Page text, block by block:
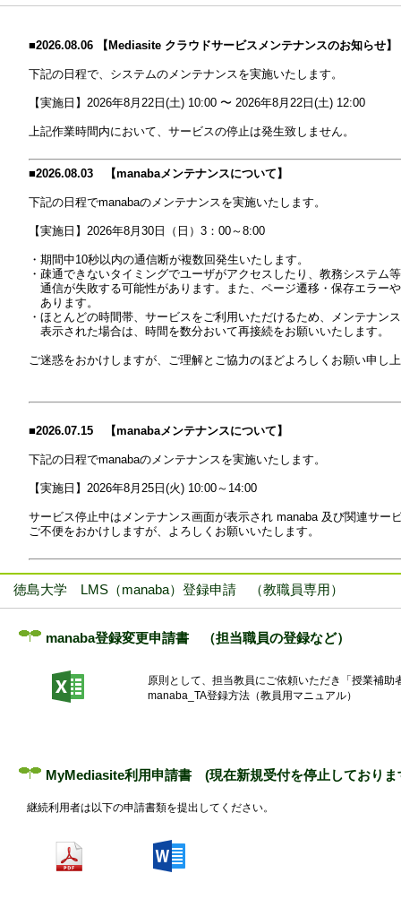
■2026.08.06 【Mediasite クラウドサービスメンテナンスのお知らせ】
下記の日程で、システムのメンテナンスを実施いたします。
【実施日】2026年8月22日(土) 10:00 〜 2026年8月22日(土) 12:00
上記作業時間内において、サービスの停止は発生致しません。
■2026.08.03 【manabaメンテナンスについて】
下記の日程でmanabaのメンテナンスを実施いたします。
【実施日】2026年8月30日（日）3：00～8:00
・期間中10秒以内の通信断が複数回発生いたします。
・疎通できないタイミングでユーザがアクセスしたり、教務システム
通信が失敗する可能性があります。また、ページ遷移・保存エラー
あります。
・ほとんどの時間帯、サービスをご利用いただけるため、メンテナン
表示された場合は、時間を数分おいて再接続をお願いいたします。
ご迷惑をおかけしますが、ご理解とご協力のほどよろしくお願い申し
■2026.07.15 【manabaメンテナンスについて】
下記の日程でmanabaのメンテナンスを実施いたします。
【実施日】2026年8月25日(火) 10:00～14:00
サービス停止中はメンテナンス画面が表示され manaba 及び関連サー
ご不便をおかけしますが、よろしくお願いいたします。
■2026.05.26 【manabaメンテナンスについて】
【実施日】
・2026年5月24日（日）3：00～7:00（完了）
・2026年5月31日（日）3：00～7:00
・2026年6月7日（日）3:00～7:00 （追加日程）
・ほとんどの時間帯、サービスをご利用いただけるため、メンテナン
ご迷惑をおかけしますが、ご理解とご協力のほどよろしくお願い申
■2026.03.06 【manaba バージョンアップについて】
徳島大学 LMS（manaba）登録申請 （教職員専用）
manaba登録変更申請書 （担当職員の登録など）
原則として、担当教員にご依頼いただき「授業補助
manaba_TA登録方法（教員用マニュアル）
MyMediasite利用申請書 (現在新規受付を停止しておりま
継続利用者は以下の申請書類を提出してください。